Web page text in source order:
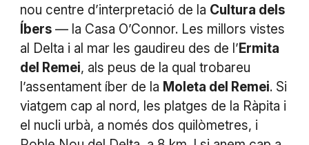
nou centre d’interpretació de la Cultura dels
Íbers— la Casa O’Connor. Les millors vistes
al Delta i al mar les gaudireu des de l’Ermita
del Remei, als peus de la qual trobareu
l’assentament íber de la Moleta del Remei. Si
viatgem cap al nord, les platges de la Ràpita i
el nucli urbà, a només dos quilòmetres, i